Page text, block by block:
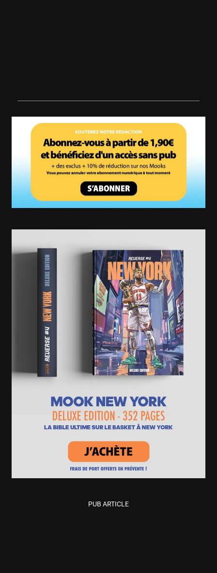
PUB ARTICLE